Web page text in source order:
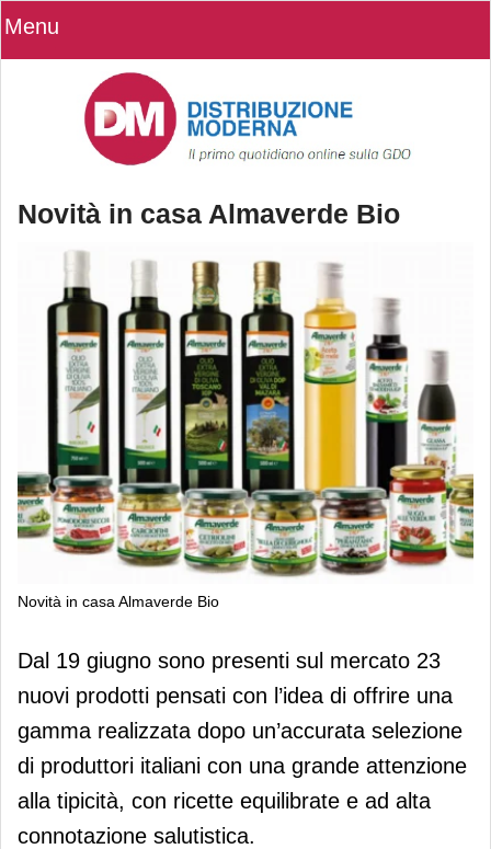
Menu
Novità in casa Almaverde Bio
Novità in casa Almaverde Bio
Novità in casa Almaverde Bio
Dal 19 giugno sono presenti sul mercato 23
nuovi prodotti pensati con l’idea di offrire una
gamma realizzata dopo un’accurata selezione
di produttori italiani con una grande attenzione
alla tipicità, con ricette equilibrate e ad alta
connotazione salutistica.